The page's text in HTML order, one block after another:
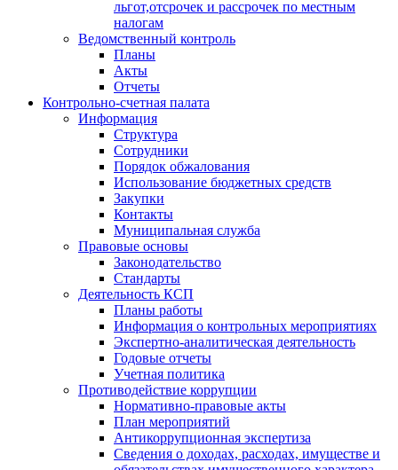
льгот,отсрочек и рассрочек по местным
налогам
Ведомственный контроль
Планы
Акты
Отчеты
Контрольно-счетная палата
Информация
Структура
Сотрудники
Порядок обжалования
Использование бюджетных средств
Закупки
Контакты
Муниципальная служба
Правовые основы
Законодательство
Стандарты
Деятельность КСП
Планы работы
Информация о контрольных мероприятиях
Экспертно-аналитическая деятельность
Годовые отчеты
Учетная политика
Противодействие коррупции
Нормативно-правовые акты
План мероприятий
Антикоррупционная экспертиза
Сведения о доходах, расходах, имуществе и